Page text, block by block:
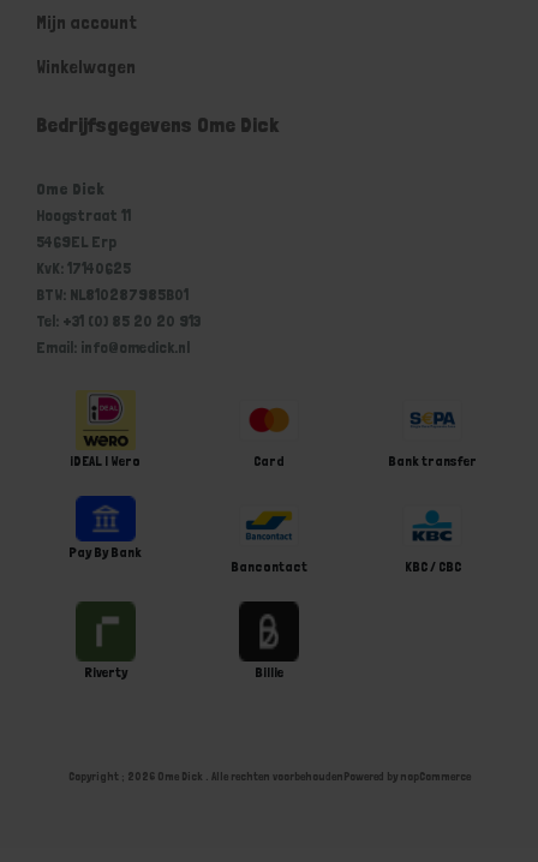
Mijn account
Winkelwagen
Bedrijfsgegevens Ome Dick
Ome Dick
Hoogstraat 11
5469EL Erp
KvK: 17140625
BTW: NL810287985B01
Tel: +31 (0) 85 20 20 913
Email: info@omedick.nl
iDEAL | Wero Card Bank transfer
Pay By Bank
Bancontact
KBC / CBC
Riverty Billie
Copyright ; 2026 Ome Dick . Alle rechten voorbehoudenPowered by nopCommerce